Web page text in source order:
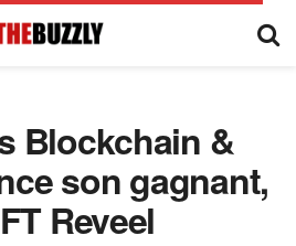
Blockchain &
son gagnant,
Reveel